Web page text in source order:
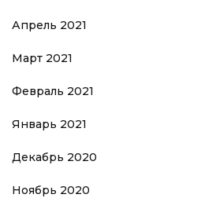
Апрель 2021
Март 2021
Февраль 2021
Январь 2021
Декабрь 2020
Ноябрь 2020